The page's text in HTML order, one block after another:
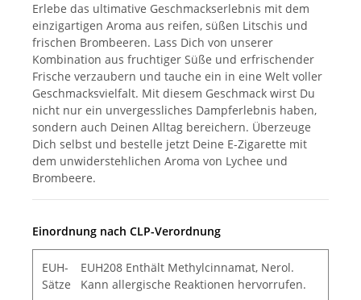
Erlebe das ultimative Geschmackserlebnis mit dem
einzigartigen Aroma aus reifen, süßen Litschis und
frischen Brombeeren. Lass Dich von unserer
Kombination aus fruchtiger Süße und erfrischender
Frische verzaubern und tauche ein in eine Welt voller
Geschmacksvielfalt. Mit diesem Geschmack wirst Du
nicht nur ein unvergessliches Dampferlebnis haben,
sondern auch Deinen Alltag bereichern. Überzeuge
Dich selbst und bestelle jetzt Deine E-Zigarette mit
dem unwiderstehlichen Aroma von Lychee und
Brombeere.
Einordnung nach CLP-Verordnung
EUH-
Sätze
EUH208 Enthält Methylcinnamat, Nerol.
Kann allergische Reaktionen hervorrufen.